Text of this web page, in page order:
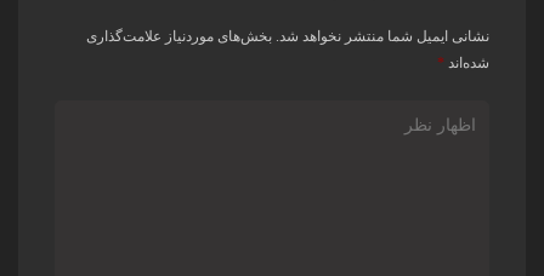
نشانی ایمیل شما منتشر نخواهد شد. بخش‌های موردنیاز علامت‌گذاری
شده‌اند *